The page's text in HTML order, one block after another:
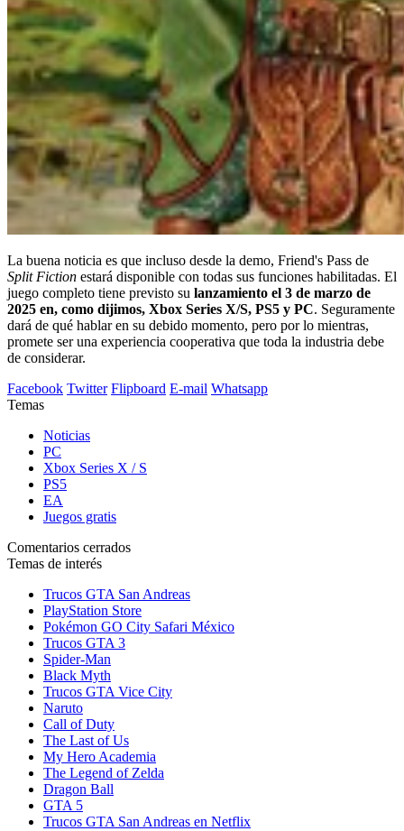
La buena noticia es que incluso desde la demo, Friend's Pass de
Split Fiction estará disponible con todas sus funciones habilitadas. El
juego completo tiene previsto su lanzamiento el 3 de marzo de
2025 en, como dijimos, Xbox Series X/S, PS5 y PC. Seguramente
dará de qué hablar en su debido momento, pero por lo mientras,
promete ser una experiencia cooperativa que toda la industria debe
de considerar.
Facebook Twitter Flipboard E-mail Whatsapp
Temas
Noticias
PC
Xbox Series X / S
PS5
EA
Juegos gratis
Comentarios cerrados
Temas de interés
Trucos GTA San Andreas
PlayStation Store
Pokémon GO City Safari México
Trucos GTA 3
Spider-Man
Black Myth
Trucos GTA Vice City
Naruto
Call of Duty
The Last of Us
My Hero Academia
The Legend of Zelda
Dragon Ball
GTA 5
Trucos GTA San Andreas en Netflix